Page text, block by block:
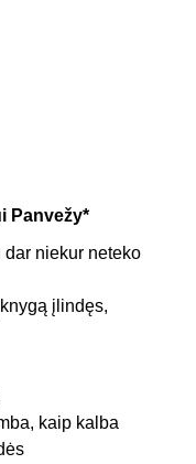
Panvežy*
niekur neteko
įlindęs,
kaip kalba